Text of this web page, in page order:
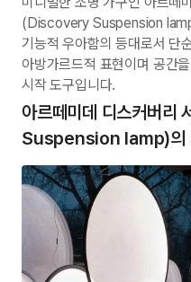
(Discovery Suspension
기능적 우아함의 등대로서 단
아방가르드적 표현이며 공간
시작 도구입니다.
아르떼미데 디스커버
Suspension lamp)의